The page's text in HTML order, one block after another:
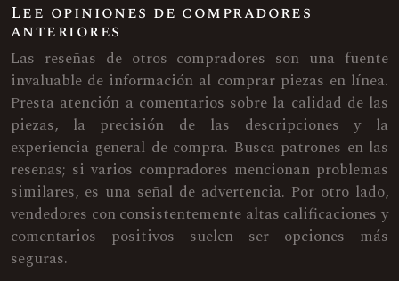
Lee opiniones de compradores
anteriores
Las reseñas de otros compradores son una fuente
invaluable de información al comprar piezas en línea.
Presta atención a comentarios sobre la calidad de las
piezas, la precisión de las descripciones y la
experiencia general de compra. Busca patrones en las
reseñas; si varios compradores mencionan problemas
similares, es una señal de advertencia. Por otro lado,
vendedores con consistentemente altas calificaciones y
comentarios positivos suelen ser opciones más
seguras.